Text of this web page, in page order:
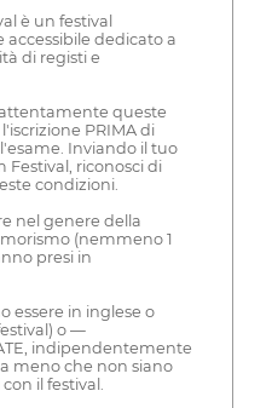
è un festival
dedicato a
di registi e
queste
PRIMA di
Inviando il tuo
Festival, riconosci di
condizioni.
nel genere della
(nemmeno 1
presi in
essere in inglese o
o —
indipendentemente
meno che non siano
il festival.